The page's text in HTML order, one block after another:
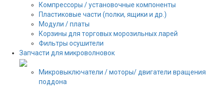
Компрессоры / установочные компоненты
Пластиковые части (полки, ящики и др.)
Модули / платы
Корзины для торговых морозильных ларей
Фильтры осушители
Запчасти для микроволновок
Микровыключатели / моторы/ двигатели вращения
поддона